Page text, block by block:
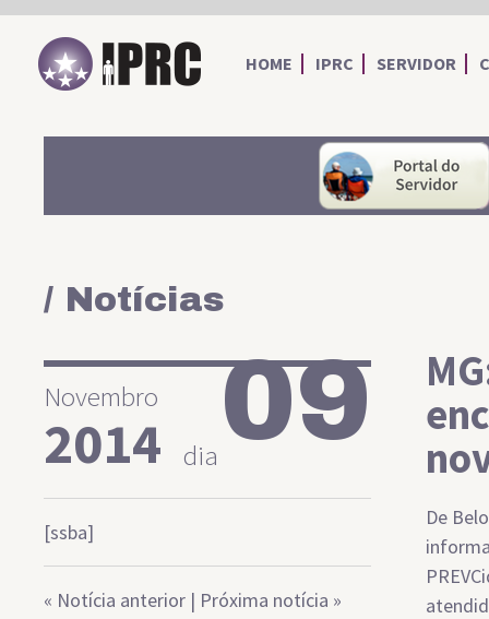
IPRC
HOME IPRC SERVIDOR
/ Notícias
Novembro
2014 dia09
[ssba]
« Notícia anterior | Próxima notícia »
De